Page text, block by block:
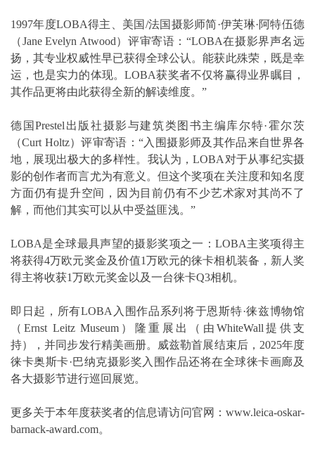
1997年度LOBA得主、美国/法国摄影师简·伊芙琳·阿特伍德
（Jane Evelyn Atwood）评审寄语：“LOBA在摄影界声名远
扬，其专业权威性早已获得全球公认。能获此殊荣，既是幸
运，也是实力的体现。LOBA获奖者不仅将赢得业界瞩目，
其作品更将由此获得全新的解读维度。”
德国Prestel出版社摄影与建筑类图书主编库尔特·霍尔茨
（Curt Holtz）评审寄语：“入围摄影师及其作品来自世界各
地，展现出极大的多样性。我认为，LOBA对于从事纪实摄
影的创作者而言尤为有意义。但这个奖项在关注度和知名度
方面仍有提升空间，因为目前仍有不少艺术家对其尚不了
解，而他们其实可以从中受益匪浅。”
LOBA是全球最具声望的摄影奖项之一：LOBA主奖项得主
将获得4万欧元奖金及价值1万欧元的徕卡相机装备，新人奖
得主将收获1万欧元奖金以及一台徕卡Q3相机。
即日起，所有LOBA入围作品系列将于恩斯特·徕兹博物馆
（Ernst Leitz Museum）隆重展出（由WhiteWall提供支
持），并同步发行精美画册。威兹勒首展结束后，2025年度
徕卡奥斯卡·巴纳克摄影奖入围作品还将在全球徕卡画廊及
各大摄影节进行巡回展览。
更多关于本年度获奖者的信息请访问官网：www.leica-oskar-
barnack-award.com。